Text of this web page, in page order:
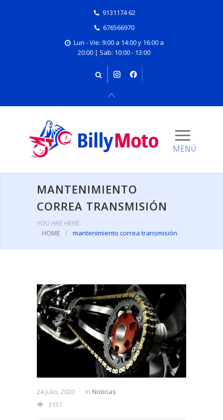
9131174 62
676566970
Lun - Vie: 9:00 a 14:00 y 16:00 a
20:00 | Sab: 10:00 - 13:00
MANTENIMIENTO
CORREA TRANSMISIÓN
YOU ARE HERE:
HOME
/ mantenimiento correa transmisión
24 julio, 2020 In Noticias
3157